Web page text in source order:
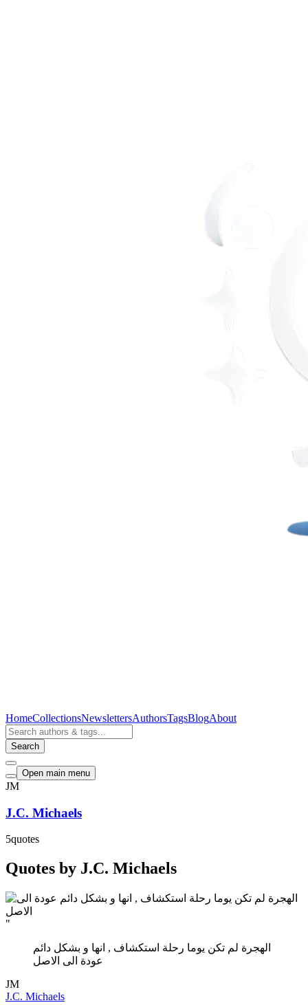
HomeCollectionsNewslettersAuthorsTagsBlogAbout
Search
Open main menu
JM
J.C. Michaels
5quotes
Quotes by J.C. Michaels
"
الهجرة لم تكن يوما رحلة استكشاف , انها و بشكل دائم
عودة الى الاصل
JM
J.C. Michaels